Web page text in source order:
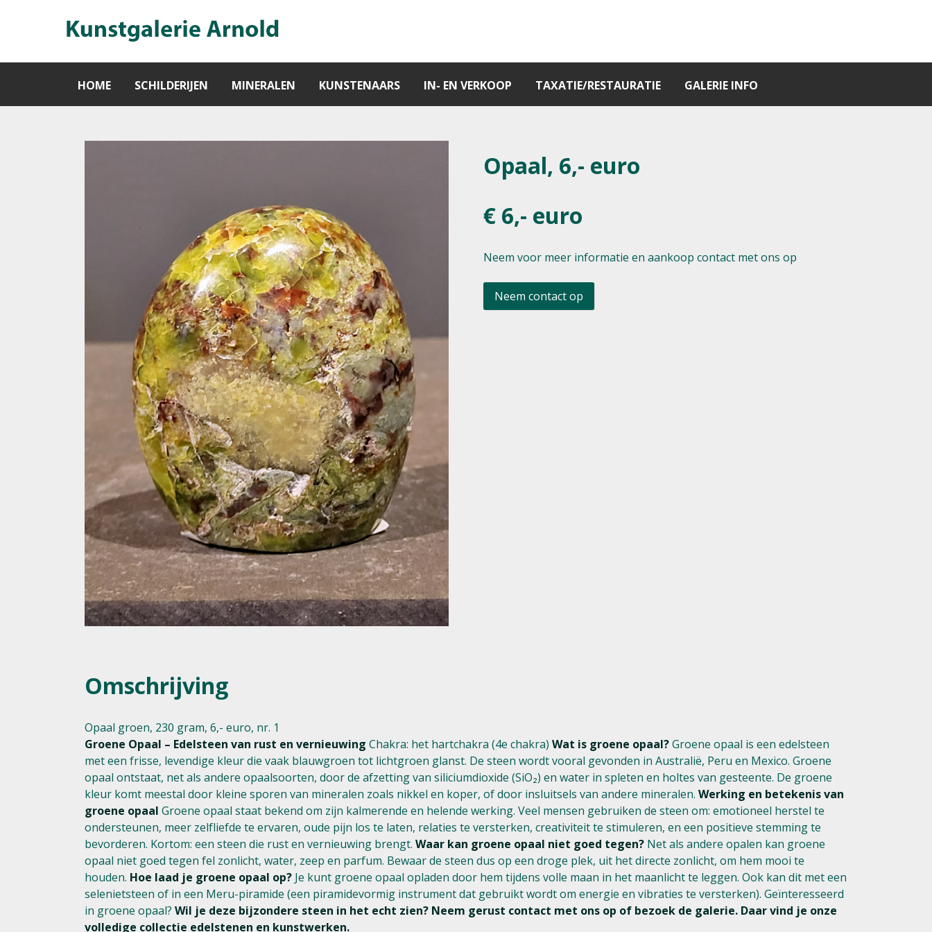
HOME SCHILDERIJEN MINERALEN KUNSTENAARS IN- EN VERKOOP TAXATIE/RESTAURATIE GALERIE INFO
Opaal, 6,- euro
€ 6,- euro
Neem voor meer informatie en aankoop contact met ons op
Neem contact op
Omschrijving
Opaal groen, 230 gram, 6,- euro, nr. 1
Groene Opaal – Edelsteen van rust en vernieuwing Chakra: het hartchakra (4e chakra) Wat is groene opaal?Groene opaal is een edelsteen
met een frisse, levendige kleur die vaak blauwgroen tot lichtgroen glanst. De steen wordt vooral gevonden in Australië, Peru en Mexico. Groene
opaal ontstaat, net als andere opaalsoorten, door de afzetting van siliciumdioxide (SiO₂) en water in spleten en holtes van gesteente. De groene
kleur komt meestal door kleine sporen van mineralen zoals nikkel en koper, of door insluitsels van andere mineralen. Werking en betekenis van
groene opaal Groene opaal staat bekend om zijn kalmerende en helende werking. Veel mensen gebruiken de steen om: emotioneel herstel te
ondersteunen, meer zelfliefde te ervaren, oude pijn los te laten, relaties te versterken, creativiteit te stimuleren, en een positieve stemming te
bevorderen. Kortom: een steen die rust en vernieuwing brengt. Waar kan groene opaal niet goed tegen? Net als andere opalen kan groene
opaal niet goed tegen fel zonlicht, water, zeep en parfum. Bewaar de steen dus op een droge plek, uit het directe zonlicht, om hem mooi te
houden. Hoe laad je groene opaal op? Je kunt groene opaal opladen door hem tijdens volle maan in het maanlicht te leggen. Ook kan dit met een
selenietsteen of in een Meru-piramide (een piramidevormig instrument dat gebruikt wordt om energie en vibraties te versterken). Geïnteresseerd
in groene opaal? Wil je deze bijzondere steen in het echt zien? Neem gerust contact met ons op of bezoek de galerie. Daar vind je onze
volledige collectie edelstenen en kunstwerken.